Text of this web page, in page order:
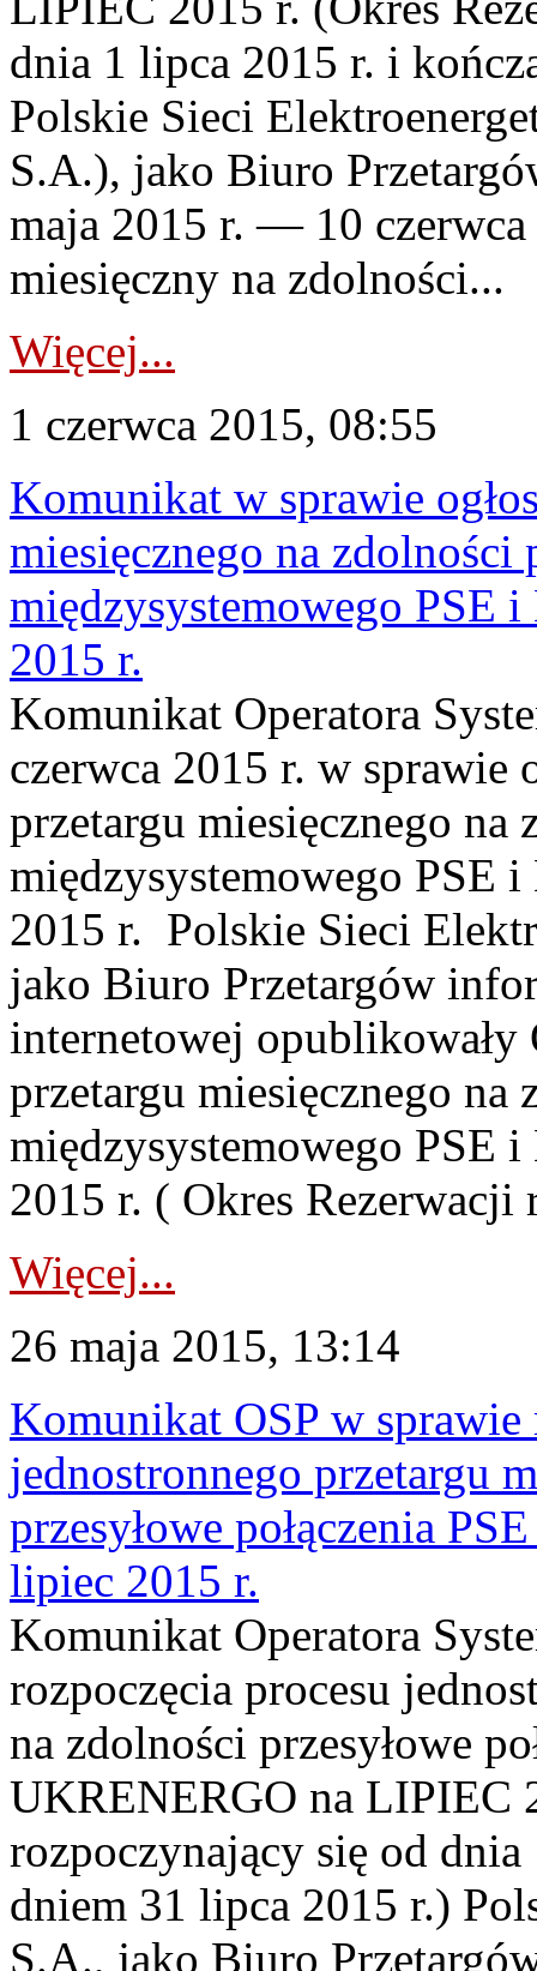
dnia 1 lipca 2015 r. i
Polskie Sieci
S.A.), jako Biuro
maja 2015 r. — 10
miesięczny na zdolności...
Więcej...
1 czerwca 2015, 08:55
Komunikat w sprawie
miesięcznego na zdolności
międzysystemowego PSE
2015 r.
Komunikat Operatora
czerwca 2015 r. w sprawie
przetargu miesięcznego na
międzysystemowego PSE
2015 r. Polskie Sieci
jako Biuro Przetargów
internetowej opublikowały
przetargu miesięcznego na
międzysystemowego PSE
2015 r. ( Okres Rezerwacji
Więcej...
26 maja 2015, 13:14
Komunikat OSP w sprawie
jednostronnego przetargu
przesyłowe połączenia
lipiec 2015 r.
Komunikat Operatora
rozpoczęcia procesu
na zdolności przesyłowe
UKRENERGO na LIPIEC
rozpoczynający się od
dniem 31 lipca 2015 r.)
S.A., jako Biuro